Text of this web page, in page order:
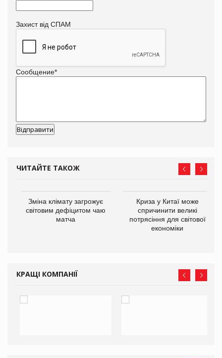
Захист від СПАМ
Сообщение*
ЧИТАЙТЕ ТАКОЖ
Зміна клімату загрожує
світовим дефіцитом чаю
матча
Криза у Китаї може
спричинити великі
потрясіння для світової
економіки
КРАЩІ КОМПАНІЇ